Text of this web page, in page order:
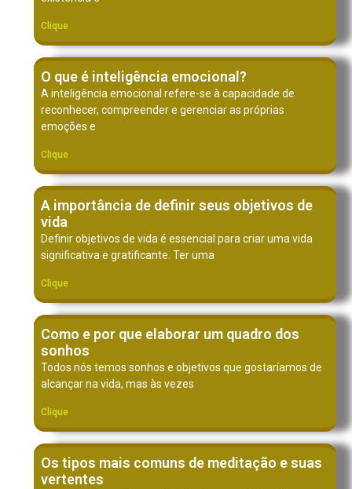
Clique
O que é inteligência emocional?
A inteligência emocional refere-se à capacidade de
reconhecer, compreender e gerenciar as próprias
emoções e
Clique
A importância de definir seus objetivos de
vida
Definir objetivos de vida é essencial para criar uma vida
significativa e gratificante. Ter uma
Clique
Como e por que elaborar um quadro dos
sonhos
Todos nós temos sonhos e objetivos que gostaríamos de
alcançar na vida, mas às vezes
Clique
Os tipos mais comuns de meditação e suas
vertentes